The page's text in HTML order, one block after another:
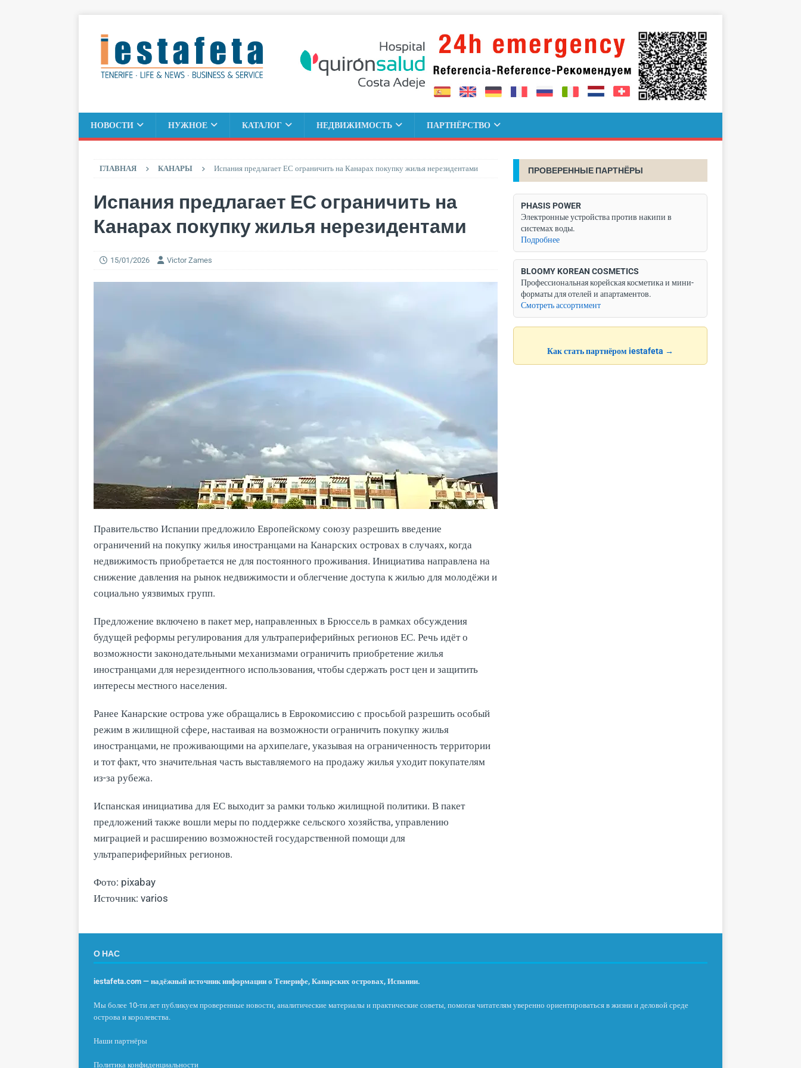
НОВОСТИ НУЖНОЕ КАТАЛОГ НЕДВИЖИМОСТЬ ПАРТНЁРСТВО
ГЛАВНАЯ КАНАРЫ Испания предлагает ЕС ограничить на Канарах покупку жилья нерезидентами
Испания предлагает ЕС ограничить на
Канарах покупку жилья нерезидентами
15/01/2026 Victor Zames
Правительство Испании предложило Европейскому союзу разрешить введение
ограничений на покупку жилья иностранцами на Канарских островах в случаях, когда
недвижимость приобретается не для постоянного проживания. Инициатива направлена на
снижение давления на рынок недвижимости и облегчение доступа к жилью для молодёжи и
социально уязвимых групп.
Предложение включено в пакет мер, направленных в Брюссель в рамках обсуждения
будущей реформы регулирования для ультрапериферийных регионов ЕС. Речь идёт о
возможности законодательными механизмами ограничить приобретение жилья
иностранцами для нерезидентного использования, чтобы сдержать рост цен и защитить
интересы местного населения.
Ранее Канарские острова уже обращались в Еврокомиссию с просьбой разрешить особый
режим в жилищной сфере, настаивая на возможности ограничить покупку жилья
иностранцами, не проживающими на архипелаге, указывая на ограниченность территории
и тот факт, что значительная часть выставляемого на продажу жилья уходит покупателям
из-за рубежа.
Испанская инициатива для ЕС выходит за рамки только жилищной политики. В пакет
предложений также вошли меры по поддержке сельского хозяйства, управлению
миграцией и расширению возможностей государственной помощи для
ультрапериферийных регионов.
Фото: pixabay
Источник: varios
ПРОВЕРЕННЫЕ ПАРТНЁРЫ
PHASIS POWER
Электронные устройства против накипи в
системах воды.
Подробнее
BLOOMY KOREAN COSMETICS
Профессиональная корейская косметика и мини-
форматы для отелей и апартаментов.
Смотреть ассортимент
Как стать партнёром iestafeta →
О НАС
iestafeta.com — надёжный источник информации о Тенерифе, Канарских островах, Испании.
Мы более 10-ти лет публикуем проверенные новости, аналитические материалы и практические советы, помогая читателям уверенно ориентироваться в жизни и деловой среде
острова и королевства.
Наши партнёры
Политика конфиденциальности